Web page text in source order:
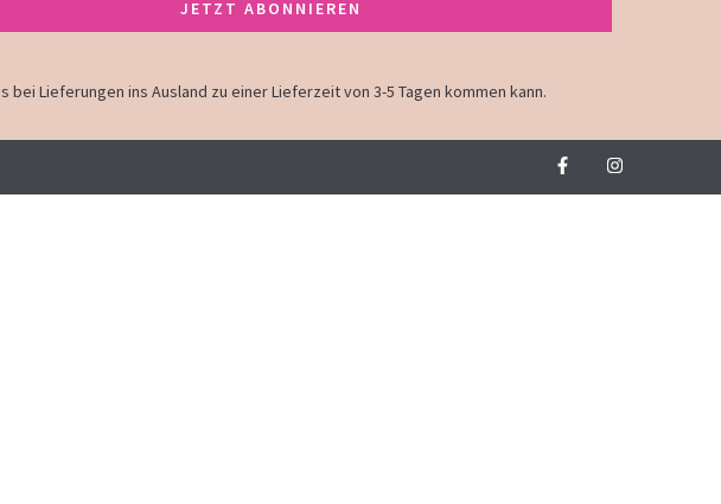
JETZT ABONNIEREN
Lieferungen ins Ausland zu einer Lieferzeit von 3-5 Tagen kommen kann.